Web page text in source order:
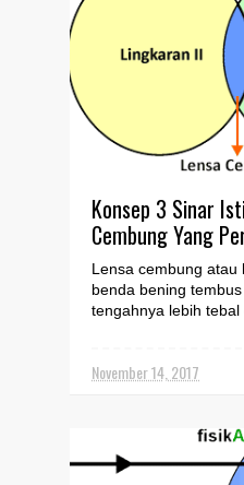
Konsep 3 Sinar
Cembung Yang
Lensa cembung atau
benda bening
tengahnya lebih tebal
November 14, 2017